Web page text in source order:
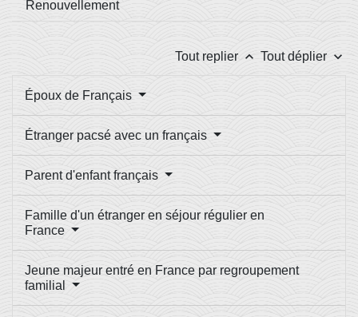
Renouvellement
Tout replier keyboard_arrow_up Tout déplier keyboard_arrow_down
Époux de Français
Étranger pacsé avec un français
Parent d'enfant français
Famille d'un étranger en séjour régulier en
France
Jeune majeur entré en France par regroupement
familial